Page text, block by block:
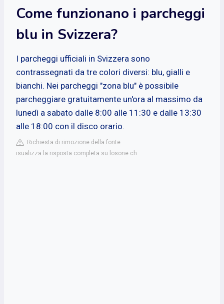
Come funzionano i parcheggi
blu in Svizzera?
I parcheggi ufficiali in Svizzera sono
contrassegnati da tre colori diversi: blu, gialli e
bianchi. Nei parcheggi "zona blu" è possibile
parcheggiare gratuitamente un'ora al massimo da
lunedì a sabato dalle 8:00 alle 11:30 e dalle 13:30
alle 18:00 con il disco orario.
Richiesta di rimozione della fonte
isualizza la risposta completa su losone.ch